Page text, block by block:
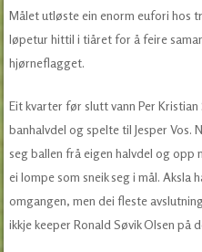
Målet utløste ein enorm eufori hos
løpetur hittil i tiåret for å feire
hjørneflagget.
Eit kvarter før slutt vann Per
banhalvdel og spelte til Jesper Vos.
seg ballen frå eigen halvdel og opp
ei lompe som sneik seg i mål. Aksla
omgangen, men dei fleste
ikkje keeper Ronald Søvik Olsen på